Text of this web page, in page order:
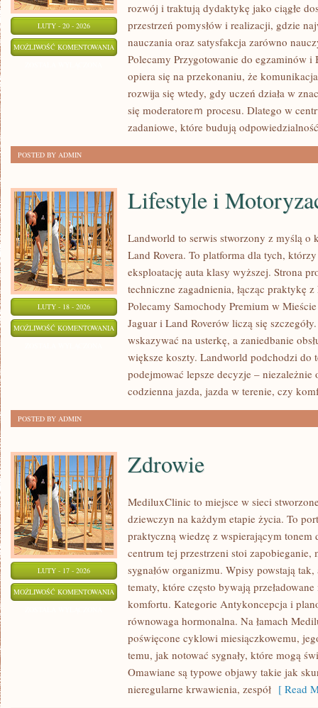
LUTY - 20 - 2026
MOŻLIWOŚĆ KOMENTOWANIA NAUKA
JĘZYKA
ANGIELSKIEGO
rozwój i traktują dydaktykę jako ciągłe
przestrzeń pomysłów i realizacji, gdzie
nauczania oraz satysfakcja zarówno
Polecamy Przygotowanie do egzaminów i
opiera się na przekonaniu, że
rozwija się wtedy, gdy uczeń działa w
się moderatoreｍ procesu. Dlatego w
zadaniowe, które budują odpowiedzialność
POSTED BY ADMIN
LUTY - 18 - 2026
MOŻLIWOŚĆ KOMENTOWANIA LIFESTYLE
MOTORYZACJA
Lifestyle i
Landworld to serwis stworzony z myślą o
Land Rovera. To platforma dla tych,
eksploatację auta klasy wyższej. Strona
techniczne zagadnienia, łącząc praktykę
Polecamy Samochody Premium w
Jaguar i Land Roverów liczą się
wskazywać na usterkę, a zaniedbanie
większe koszty. Landworld podchodzi do
podejmować lepsze decyzje –
codzienna jazda, jazda w terenie, czy
POSTED BY ADMIN
LUTY - 17 - 2026
MOŻLIWOŚĆ KOMENTOWANIA ZDROWIE
Zdrowie
MediluxClinic to miejsce w sieci
dziewczyn na każdym etapie życia. To
praktyczną wiedzę z wspierającym
centrum tej przestrzeni stoi
sygnałów organizmu. Wpisy powstają
tematy, które często bywają
komfortu. Kategorie Antykoncepcja i
równowaga hormonalna. Na łamach
poświęcone cyklowi miesiączkowemu,
temu, jak notować sygnały, które mogą
Omawiane są typowe objawy takie jak
nieregularne krwawienia, zespół [ Read